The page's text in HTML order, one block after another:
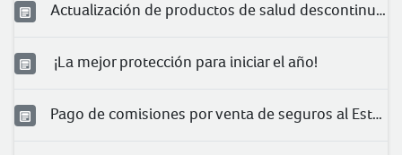
Actualización de productos de salud descontinuados 2026
¡La mejor protección para iniciar el año!
Pago de comisiones por venta de seguros al Estado